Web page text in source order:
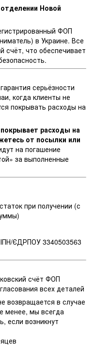
Новой
ФОП
в Украине. Все
счёт, что обеспечивает
серьёзности
когда клиенты не
покрывать расходы на
расходы на
от посылки или
на погашение
за выполненные
при получении (с
ЄДРПОУ 3340503563
счёт ФОП
всех деталей
возвращается в случае
менее, мы всегда
если возникнут